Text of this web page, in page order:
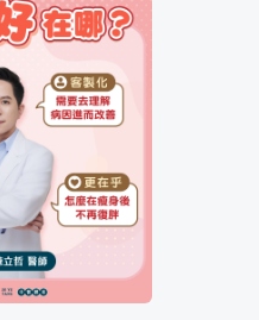
你是否曾納悶：
始打呼？...